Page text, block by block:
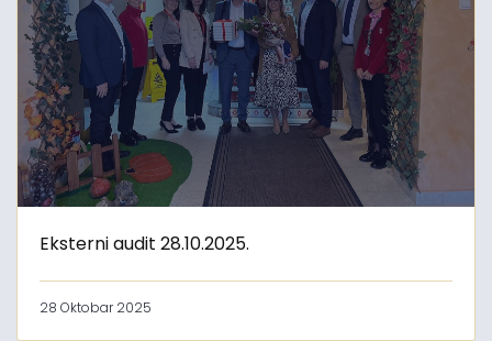
Eksterni audit 28.10.2025.
28 Oktobar 2025